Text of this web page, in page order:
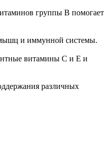
группы B помогает
и иммунной системы.
витамины C и E и
различных